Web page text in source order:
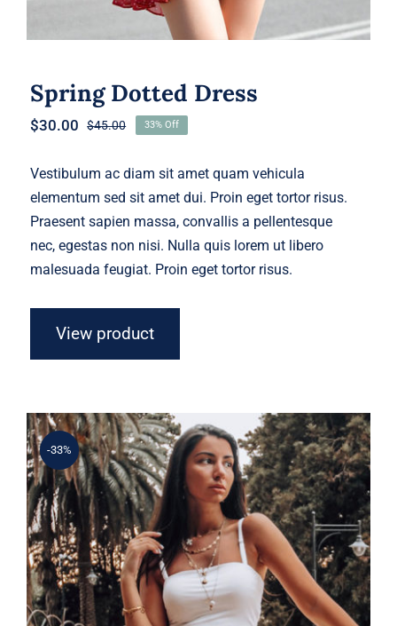
Spring Dotted Dress
$45.00Original
was:
$30.00
Current
is:
33% Off
Vestibulum ac diam sit amet quam vehicula
elementum sed sit amet dui. Proin eget tortor risus.
Praesent sapien massa, convallis a pellentesque
nec, egestas non nisi. Nulla quis lorem ut libero
malesuada feugiat. Proin eget tortor risus.
View product
-33%
Simple Tank Top